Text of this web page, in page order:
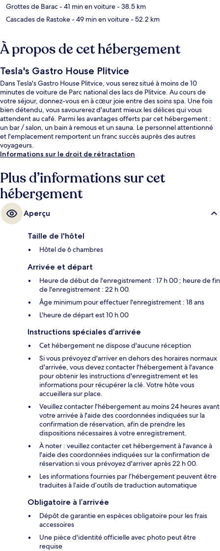
Grottes de Barac- 41 min en voiture- 38.5 km
Cascades de Rastoke- 49 min en voiture- 52.2 km
À propos de cet hébergement
Tesla's Gastro House Plitvice
Dans Tesla's Gastro House Plitvice, vous serez situé à moins de 10
minutes de voiture de Parc national des lacs de Plitvice. Au cours de
votre séjour, donnez-vous en à cœur joie entre des soins spa. Une fois
bien détendu, vous savourerez d'autant mieux les délices qui vous
attendent au café. Parmi les avantages offerts par cet hébergement :
un bar / salon, un bain à remous et un sauna. Le personnel attentionné
et l'emplacement remportent un franc succès auprès des autres
voyageurs.
Informations sur le droit de rétractation
Plus d’informations sur cet
hébergement
Aperçu
Taille de l'hôtel
Hôtel de 6 chambres
Arrivée et départ
Heure de début de l'enregistrement : 17 h 00 ; heure de fin
de l'enregistrement : 22 h 00.
Âge minimum pour effectuer l'enregistrement : 18 ans
L'heure de départ est 10 h 00
Instructions spéciales d’arrivée
Cet hébergement ne dispose d'aucune réception
Si vous prévoyez d'arriver en dehors des horaires normaux
d'arrivée, vous devez contacter l'hébergement à l'avance
pour obtenir les instructions d'enregistrement et les
informations pour récupérer la clé. Votre hôte vous
accueillera sur place.
Veuillez contacter l'hébergement au moins 24 heures avant
votre arrivée à l'aide des coordonnées indiquées sur la
confirmation de réservation, afin de prendre les
dispositions nécessaires à votre enregistrement.
À noter : veuillez contacter cet hébergement à l'avance à
l'aide des coordonnées indiquées sur la confirmation de
réservation si vous prévoyez d'arriver après 22 h 00.
Les informations fournies par l’hébergement peuvent être
traduites à l’aide d’outils de traduction automatique
Obligatoire à l’arrivée
Dépôt de garantie en espèces obligatoire pour les frais
accessoires
Une pièce d'identité officielle avec photo peut être
requise